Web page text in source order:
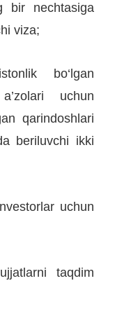
bir nechtasiga
viza;
bo‘lgan
uchun
qarindoshlari
beriluvchi ikki
uchun
taqdim